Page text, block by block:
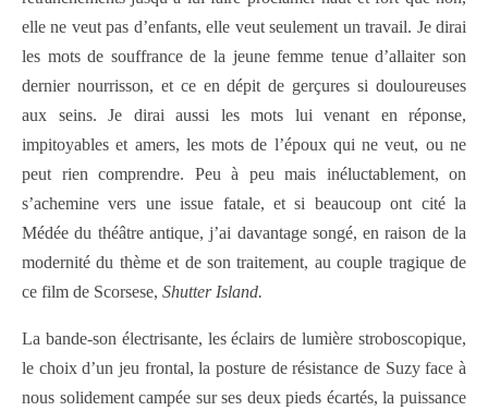
elle ne veut pas d’enfants, elle veut seulement un travail. Je dirai
les mots de souffrance de la jeune femme tenue d’allaiter son
dernier nourrisson, et ce en dépit de gerçures si douloureuses
aux seins. Je dirai aussi les mots lui venant en réponse,
impitoyables et amers, les mots de l’époux qui ne veut, ou ne
peut rien comprendre. Peu à peu mais inéluctablement, on
s’achemine vers une issue fatale, et si beaucoup ont cité la
Médée du théâtre antique, j’ai davantage songé, en raison de la
modernité du thème et de son traitement, au couple tragique de
ce film de Scorsese, Shutter Island.
La bande-son électrisante, les éclairs de lumière stroboscopique,
le choix d’un jeu frontal, la posture de résistance de Suzy face à
nous solidement campée sur ses deux pieds écartés, la puissance